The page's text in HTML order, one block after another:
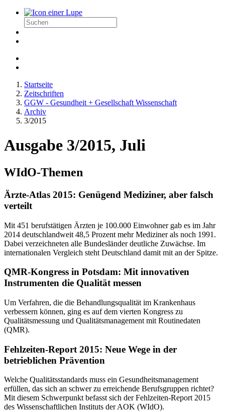
Startseite
Zeitschriften
GGW - Gesundheit + Gesellschaft Wissenschaft
Archiv
3/2015
Ausgabe 3/2015, Juli
WIdO-Themen
Ärzte-Atlas 2015: Genügend Mediziner, aber falsch
verteilt
Mit 451 berufstätigen Ärzten je 100.000 Einwohner gab es im Jahr
2014 deutschlandweit 48,5 Prozent mehr Mediziner als noch 1991.
Dabei verzeichneten alle Bundesländer deutliche Zuwächse. Im
internationalen Vergleich steht Deutschland damit mit an der Spitze.
QMR-Kongress in Potsdam: Mit innovativen
Instrumenten die Qualität messen
Um Verfahren, die die Behandlungsqualität im Krankenhaus
verbessern können, ging es auf dem vierten Kongress zu
Qualitätsmessung und Qualitätsmanagement mit Routinedaten
(QMR).
Fehlzeiten-Report 2015: Neue Wege in der
betrieblichen Prävention
Welche Qualitätsstandards muss ein Gesundheitsmanagement
erfüllen, das sich an schwer zu erreichende Berufsgruppen richtet?
Mit diesem Schwerpunkt befasst sich der Fehlzeiten-Report 2015
des Wissenschaftlichen Instituts der AOK (WIdO).